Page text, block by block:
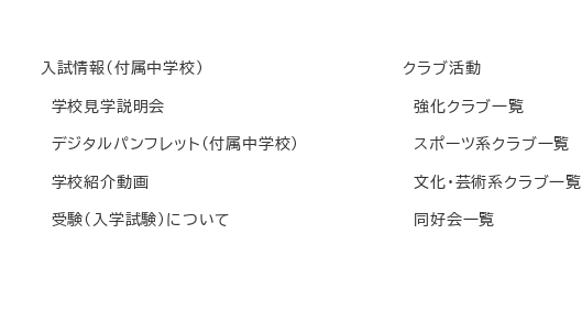
入試情報(付属中学校)
学校見学説明会
デジタルパンフレット(付属中学校)
学校紹介動画
受験(入学試験)について
クラブ活動
強化クラブ一覧
スポーツ系クラブ一覧
文化・芸術系クラブ一覧
同好会一覧